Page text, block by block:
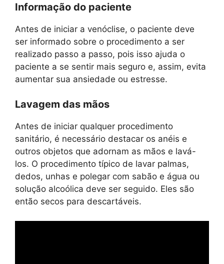
Informação do paciente
Antes de iniciar a venóclise, o paciente deve
ser informado sobre o procedimento a ser
realizado passo a passo, pois isso ajuda o
paciente a se sentir mais seguro e, assim, evita
aumentar sua ansiedade ou estresse.
Lavagem das mãos
Antes de iniciar qualquer procedimento
sanitário, é necessário destacar os anéis e
outros objetos que adornam as mãos e lavá-
los. O procedimento típico de lavar palmas,
dedos, unhas e polegar com sabão e água ou
solução alcoólica deve ser seguido. Eles são
então secos para descartáveis.